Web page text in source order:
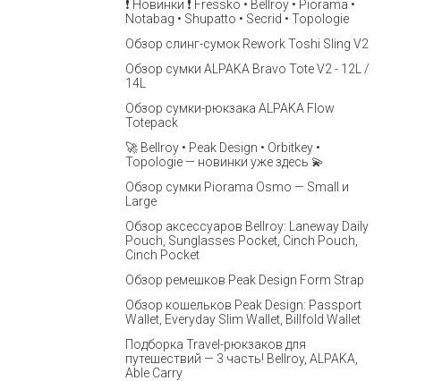
❗️ Новинки ❗️ Fressko • Bellroy • Piorama •
Notabag • Shupatto • Secrid • Topologie
Обзор слинг-сумок Rework Toshi Sling V2
Обзор сумки ALPAKA Bravo Tote V2 - 12L /
14L
Обзор сумки-рюкзака ALPAKA Flow
Totepack
🚀 Bellroy • Peak Design • Orbitkey •
Topologie — новинки уже здесь 💫
Обзор сумки Piorama Osmo — Small и
Large
Обзор аксессуаров Bellroy: Laneway Daily
Pouch, Sunglasses Pocket, Cinch Pouch,
Cinch Pocket
Обзор ремешков Peak Design Form Strap
Обзор кошельков Peak Design: Passport
Wallet, Everyday Slim Wallet, Billfold Wallet
Подборка Travel-рюкзаков для
путешествий — 3 часть! Bellroy, ALPAKA,
Able Carry